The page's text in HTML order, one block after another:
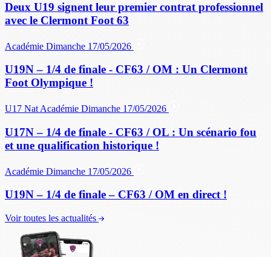
Deux U19 signent leur premier contrat professionnel
avec le Clermont Foot 63
Académie Dimanche 17/05/2026
U19N – 1/4 de finale - CF63 / OM : Un Clermont
Foot Olympique !
U17 Nat Académie Dimanche 17/05/2026
U17N – 1/4 de finale - CF63 / OL : Un scénario fou
et une qualification historique !
Académie Dimanche 17/05/2026
U19N – 1/4 de finale – CF63 / OM en direct !
Voir toutes les actualités